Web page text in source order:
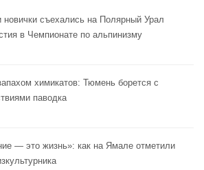
новички съехались на Полярный Урал
в Чемпионате по альпинизму
химикатов: Тюмень борется с
паводка
— это жизнь»: как на Ямале отметили